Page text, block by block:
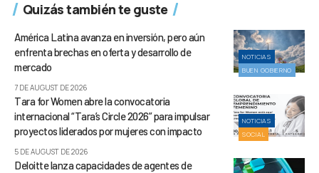
Quizás también te guste
NOTICIAS
BUEN GOBIERNO
América Latina avanza en inversión, pero aún
enfrenta brechas en oferta y desarrollo de
mercado
7 DE AUGUST DE 2026
NOTICIAS
SOCIAL
Tara for Women abre la convocatoria
internacional “Tara’s Circle 2026” para impulsar
proyectos liderados por mujeres con impacto
5 DE AUGUST DE 2026
Deloitte lanza capacidades de agentes de